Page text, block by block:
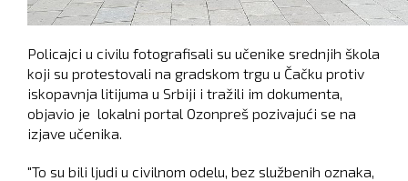
Policajci u civilu fotografisali su učenike srednjih škola
koji su protestovali na gradskom trgu u Čačku protiv
iskopavnja litijuma u Srbiji i tražili im dokumenta,
objavio je lokalni portal Ozonpreš pozivajući se na
izjave učenika.
"To su bili ljudi u civilnom odelu, bez službenih oznaka,